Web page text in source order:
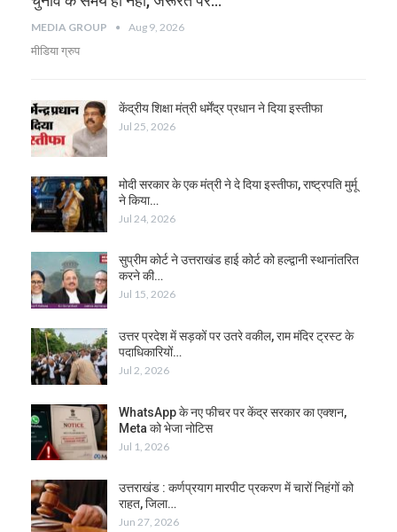
MEDIA GROUP Aug 9, 2026
मीडिया ग्रुप
केंद्रीय शिक्षा मंत्री धर्मेंद्र प्रधान ने दिया इस्तीफा
Jul 25, 2026
मोदी सरकार के एक मंत्री ने दे दिया इस्तीफा, राष्ट्रपति मुर्मू
ने किया…
Jul 24, 2026
सुप्रीम कोर्ट ने उत्तराखंड हाई कोर्ट को हल्द्वानी स्थानांतरित
करने की…
Jul 15, 2026
उत्तर प्रदेश में सड़कों पर उतरे वकील, राम मंदिर ट्रस्ट के
पदाधिकारियों…
Jul 2, 2026
WhatsApp के नए फीचर पर केंद्र सरकार का एक्शन,
Meta को भेजा नोटिस
Jul 1, 2026
उत्तराखंड : कर्णप्रयाग मारपीट प्रकरण में चारों निहंगों को
राहत, जिला…
Jun 27, 2026